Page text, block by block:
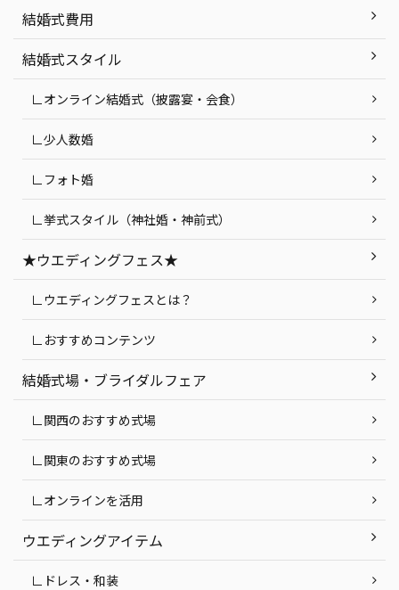
結婚式費用
結婚式スタイル
∟オンライン結婚式（披露宴・会食）
∟少人数婚
∟フォト婚
∟挙式スタイル（神社婚・神前式）
★ウエディングフェス★
∟ウエディングフェスとは？
∟おすすめコンテンツ
結婚式場・ブライダルフェア
∟関西のおすすめ式場
∟関東のおすすめ式場
∟オンラインを活用
ウエディングアイテム
∟ドレス・和装